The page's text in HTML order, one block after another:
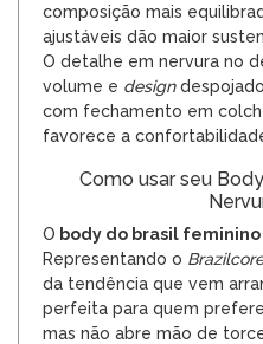
composição mais
ajustáveis dão maior
O detalhe em nervura no
volume e design
com fechamento em
favorece a
Como usar seu
O body do brasil feminino
Representando o Brazilcore
da tendência que vem
perfeita para quem
mas não abre mão de